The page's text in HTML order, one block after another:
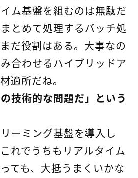
ム基盤を組むのは無駄だ
とめて処理するバッチ処
だ役割はある。大事なの
合わせるハイブリッドア
適所だね。
の技術的な問題だ」という
ーミング基盤を導入し
れでうちもリアルタイム
ても、大抵うまくいかな